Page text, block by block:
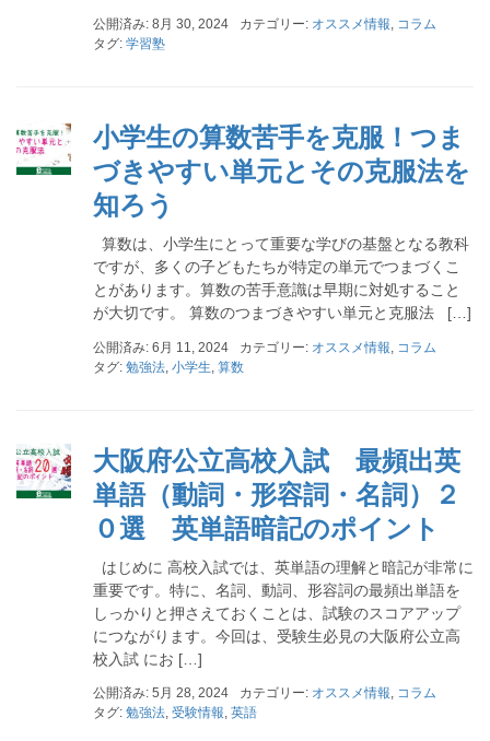
公開済み: 8月 30, 2024 カテゴリー: オススメ情報, コラム
タグ: 学習塾
小学生の算数苦手を克服！つま
づきやすい単元とその克服法を
知ろう
算数は、小学生にとって重要な学びの基盤となる教科
ですが、多くの子どもたちが特定の単元でつまづくこ
とがあります。算数の苦手意識は早期に対処すること
が大切です。 算数のつまづきやすい単元と克服法 […]
公開済み: 6月 11, 2024 カテゴリー: オススメ情報
コラム
タグ: 勉強法 小学生 算数
大阪府公立高校入試 最頻出英
単語（動詞・形容詞・名詞）２
０選 英単語暗記のポイント
はじめに 高校入試では、英単語の理解と暗記が非常に
重要です。特に、名詞、動詞、形容詞の最頻出単語を
しっかりと押さえておくことは、試験のスコアアップ
につながります。今回は、受験生必見の大阪府公立高
校入試 にお […]
公開済み: 5月 28, 2024 カテゴリー: オススメ情報, コラム
タグ: 勉強法, 受験情報, 英語